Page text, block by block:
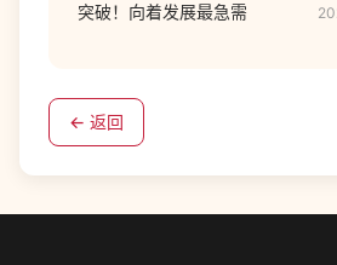
突破！向着发展最急需
← 返回